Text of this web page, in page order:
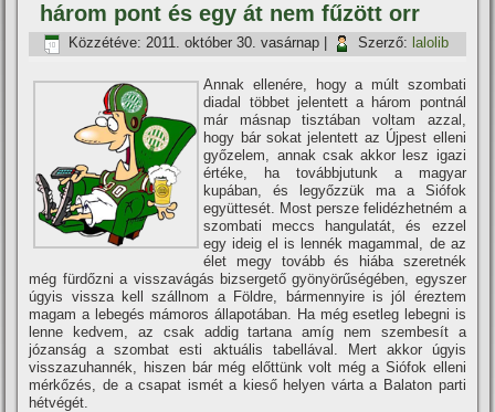
három pont és egy át nem fűzött orr
Közzétéve: 2011. október 30. vasárnap Szerző: lalolib
Annak ellenére, hogy a múlt szombati
diadal többet jelentett a három pontnál
már másnap tisztában voltam azzal,
hogy bár sokat jelentett az Újpest elleni
győzelem, annak csak akkor lesz igazi
értéke, ha továbbjutunk a magyar
kupában, és legyőzzük ma a Siófok
együttesét. Most persze felidézhetném a
szombati meccs hangulatát, és ezzel
egy ideig el is lennék magammal, de az
élet megy tovább és hiába szeretnék
még fürdőzni a visszavágás bizsergető gyönyörűségében, egyszer
úgyis vissza kell szállnom a Földre, bármennyire is jól éreztem
magam a lebegés mámoros állapotában. Ha még esetleg lebegni is
lenne kedvem, az csak addig tartana amí­g nem szembesí­t a
józanság a szombat esti aktuális tabellával. Mert akkor úgyis
visszazuhannék, hiszen bár még előttünk volt még a Siófok elleni
mérkőzés, de a csapat ismét a kieső helyen várta a Balaton parti
hétvégét.